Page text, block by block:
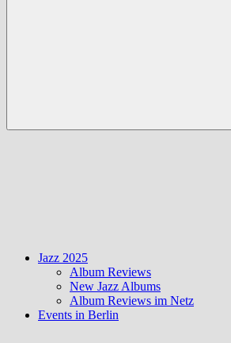
Jazz 2025
Album Reviews
New Jazz Albums
Album Reviews im Netz
Events in Berlin